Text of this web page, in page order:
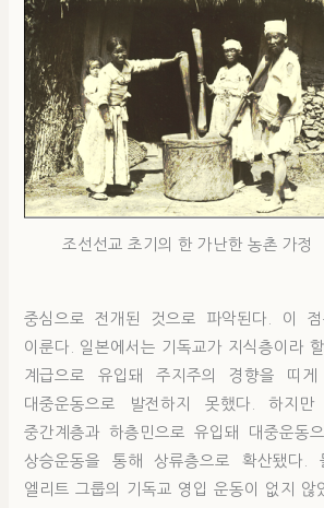
조선선교 초기의 한 가난한 농촌 가정
중심으로 전개된 것으로 파악된다. 이
이룬다. 일본에서는 기독교가 지식층이라
계급으로 유입돼 주지주의 경향을 띠게
대중운동으로 발전하지 못했다. 하지만
중간계층과 하층민으로 유입돼 대중운동
상승운동을 통해 상류층으로 확산됐다.
엘리트 그룹의 기독교 영입 운동이 없지 않